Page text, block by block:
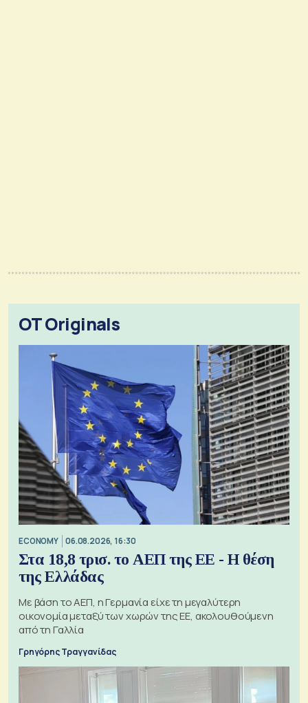
OT Originals
ECONOMY 06.08.2026, 16:30
Στα 18,8 τρισ. το ΑΕΠ της ΕΕ - Η θέση
της Ελλάδας
Με βάση το ΑΕΠ, η Γερμανία είχε τη μεγαλύτερη
οικονομία μεταξύ των χωρών της ΕΕ, ακολουθούμενη
από τη Γαλλία
Γρηγόρης Τραγγανίδας